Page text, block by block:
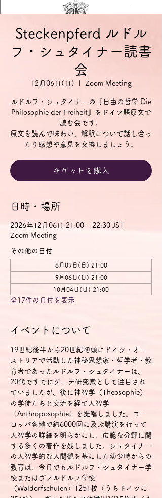
Steckenpferd ルドル
フ・シュタイナー読書
会
12月06日(日) Zoom Meeting
ルドルフ・シュタイナーの『自由の哲学 Die
Philosophie der Freiheit』をドイツ語原文で
読む会です。
原文を読んで味わい、解釈について話し合っ
チケットを購入
日時・場所
2026年12月06日 21:00 – 22:30 JST
Zoom Meeting
その他の日付
8月09日(日) 21:00
9月06日(日) 21:00
10月04日(日) 21:00
全17件の日付を表示
イベントについて
19世紀後半から20世紀初頭にドイツ・オー
ストリアで活動した神秘思想家・哲学者・教
育者であったルドルフ・シュタイナーは、
20代ですでにゲーテ研究家として注目され
ていましたが、後に神智学（Theosophie）
の学徒たちと交流を経て人智学
（Anthroposophie）を提唱しました。ヨー
ロッパ各地で約6000回に及ぶ講演を行って
人智学の詳細を明らかにし、広範な分野に関
する多くの著作を残しました。シュタイナー
の人智学的な人間観を基にした幼少時からの
教育は、今日でもルドルフ・シュタイナー学
校またはヴァルドルフ学校
（Waldorfschulen）1251校（うちドイツに